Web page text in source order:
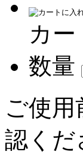
カ
数量
ご使用
認くだ